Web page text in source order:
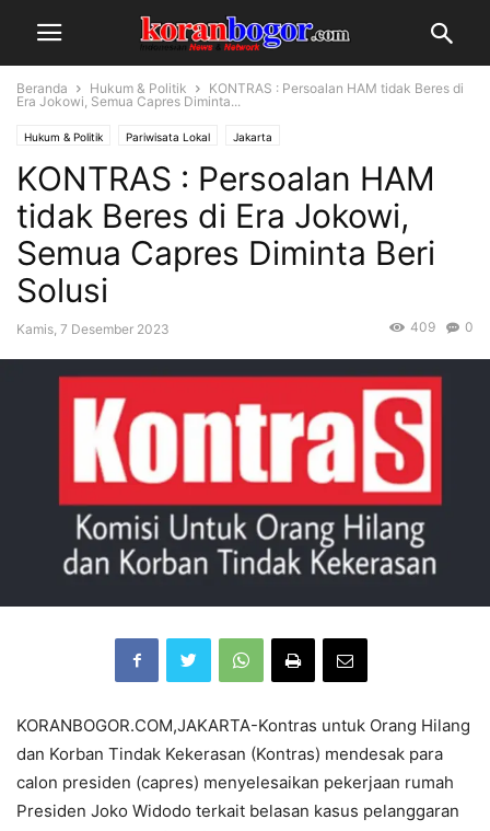
Beranda Hukum & Politik
KONTRAS : Persoalan HAM tidak Beres di
Era Jokowi, Semua Capres Diminta...
Hukum & Politik Pariwisata Lokal Jakarta
KONTRAS : Persoalan HAM
tidak Beres di Era Jokowi,
Semua Capres Diminta Beri
Solusi
Kamis, 7 Desember 2023 0
409
KORANBOGOR.COM,JAKARTA-Kontras untuk Orang Hilang
dan Korban Tindak Kekerasan (Kontras) mendesak para
calon presiden (capres) menyelesaikan pekerjaan rumah
Presiden Joko Widodo terkait belasan kasus pelanggaran